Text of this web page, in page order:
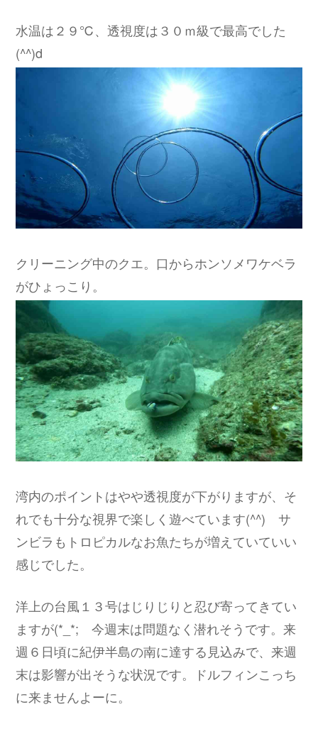
水温は２９℃、透視度は３０ｍ級で最高でした
(^^)d
クリーニング中のクエ。口からホンソメワケベラ
がひょっこり。
湾内のポイントはやや透視度が下がりますが、そ
れでも十分な視界で楽しく遊べています(^^) サ
ンビラもトロピカルなお魚たちが増えていていい
感じでした。
洋上の台風１３号はじりじりと忍び寄ってきてい
ますが(*_*; 今週末は問題なく潜れそうです。来
週６日頃に紀伊半島の南に達する見込みで、来週
末は影響が出そうな状況です。ドルフィンこっち
に来ませんよーに。